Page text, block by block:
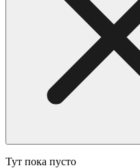
Тут пока пусто